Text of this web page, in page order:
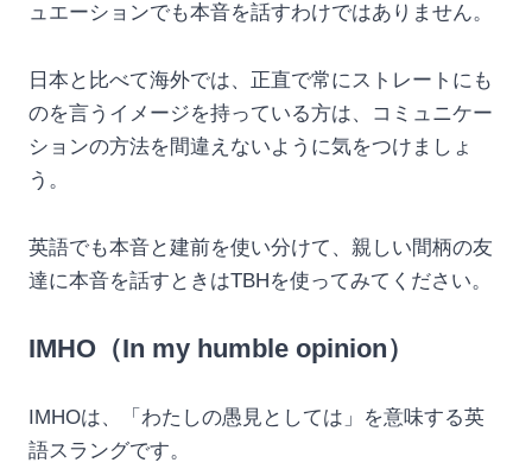
ュエーションでも本音を話すわけではありません。
日本と比べて海外では、正直で常にストレートにも
のを言うイメージを持っている方は、コミュニケー
ションの方法を間違えないように気をつけましょ
う。
英語でも本音と建前を使い分けて、親しい間柄の友
達に本音を話すときはTBHを使ってみてください。
IMHO（In my humble opinion）
IMHOは、「わたしの愚見としては」を意味する英
語スラングです。